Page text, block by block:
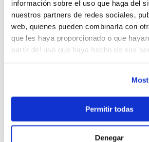
información sobre el uso que haga del
nuestros partners de redes sociales,
web, quienes pueden combinarla con
que les haya proporcionado o que
partir del uso que haya hecho de sus
Permitir todas
Denegar
La concejala-presidenta del
Tetuán visita Balia
poradmin|Mar 21, 2022|Noticias